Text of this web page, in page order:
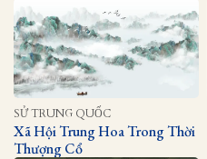
SỬ TRUNG QUỐC
Xã Hội Trung Hoa Trong Thời
Thượng Cổ